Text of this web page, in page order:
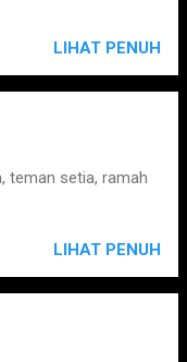
LIHAT PENUH
teman setia, ramah
LIHAT PENUH